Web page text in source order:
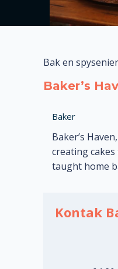
Bak en
Baker’s
Baker
Baker’s
creating
taught home
Kontak